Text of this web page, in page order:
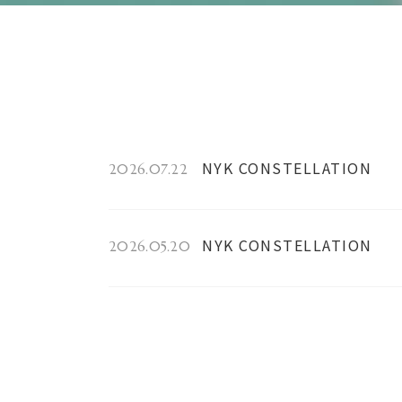
2026.07.22 NYK CONSTELLATION
2026.05.20 NYK CONSTELLATION